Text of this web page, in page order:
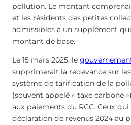
pollution. Le montant
et les résidents des petites
admissibles à un supplément
montant de base.
Le 15 mars 2025, le
supprimerait la redevance sur
système de tarification de la
(souvent appelé « taxe carbone
aux paiements du RCC. Ceux
déclaration de revenus 2024 au